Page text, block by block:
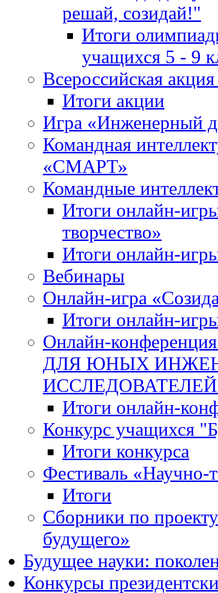
решай, созидай!"
Итоги
учащихся 5 - 9
Всероссийская
Итоги акции
Игра «Инженерный
Командная
«СМАРТ»
Командные
Итоги онлайн-
творчество»
Итоги онлайн-
Вебинары
Онлайн-игра
Итоги онлайн-
Онлайн-
ДЛЯ ЮНЫХ
Итоги онлайн-
Конкурс учащихся
Итоги конкурса
Фестиваль «Научно-
Итоги
Сборники по
будущего»
Будущее науки:
Конкурсы